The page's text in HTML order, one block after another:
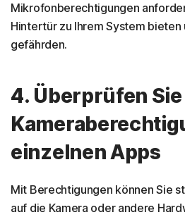
Mikrofonberechtigungen
Hintertür zu Ihrem System bieten
gefährden.
4. Überprüfen
einzelnen Apps
Mit Berechtigungen können Sie
auf die Kamera oder andere